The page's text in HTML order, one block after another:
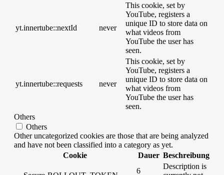
yt.innertube::nextId never
This cookie, set by
YouTube, registers a
unique ID to store data on
what videos from
YouTube the user has
seen.
yt.innertube::requests never
This cookie, set by
YouTube, registers a
unique ID to store data on
what videos from
YouTube the user has
seen.
Others
Others
Other uncategorized cookies are those that are being analyzed
and have not been classified into a category as yet.
Cookie
Dauer Beschreibung
6
Description is